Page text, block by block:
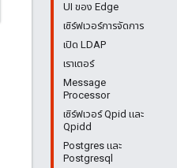
UI ของ Edge
เซิร์ฟเวอร์การจัดการ
เปิด LDAP
เราเตอร์
Message
Processor
เซิร์ฟเวอร์ Qpid และ
Qpidd
Postgres และ
Postgresql